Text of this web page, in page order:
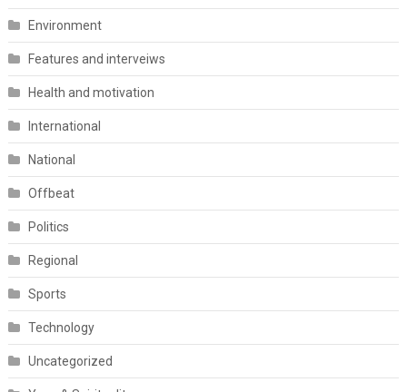
Environment
Features and interveiws
Health and motivation
International
National
Offbeat
Politics
Regional
Sports
Technology
Uncategorized